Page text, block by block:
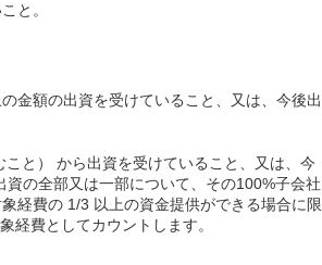
と。
金額の出資を受けていること、又は、今後出
と） から出資を受けていること、又は、今
の全部又は一部について、その100%子会社
経費の 1/3 以上の資金提供ができる場合に限
経費としてカウントします。